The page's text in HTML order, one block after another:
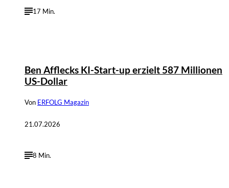
17 Min.
Ben Afflecks KI-Start-up erzielt 587 Millionen
US-Dollar
Von ERFOLG Magazin
21.07.2026
8 Min.